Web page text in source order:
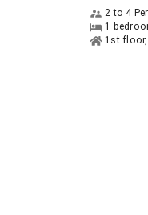
2 to 4
1
1st floor,